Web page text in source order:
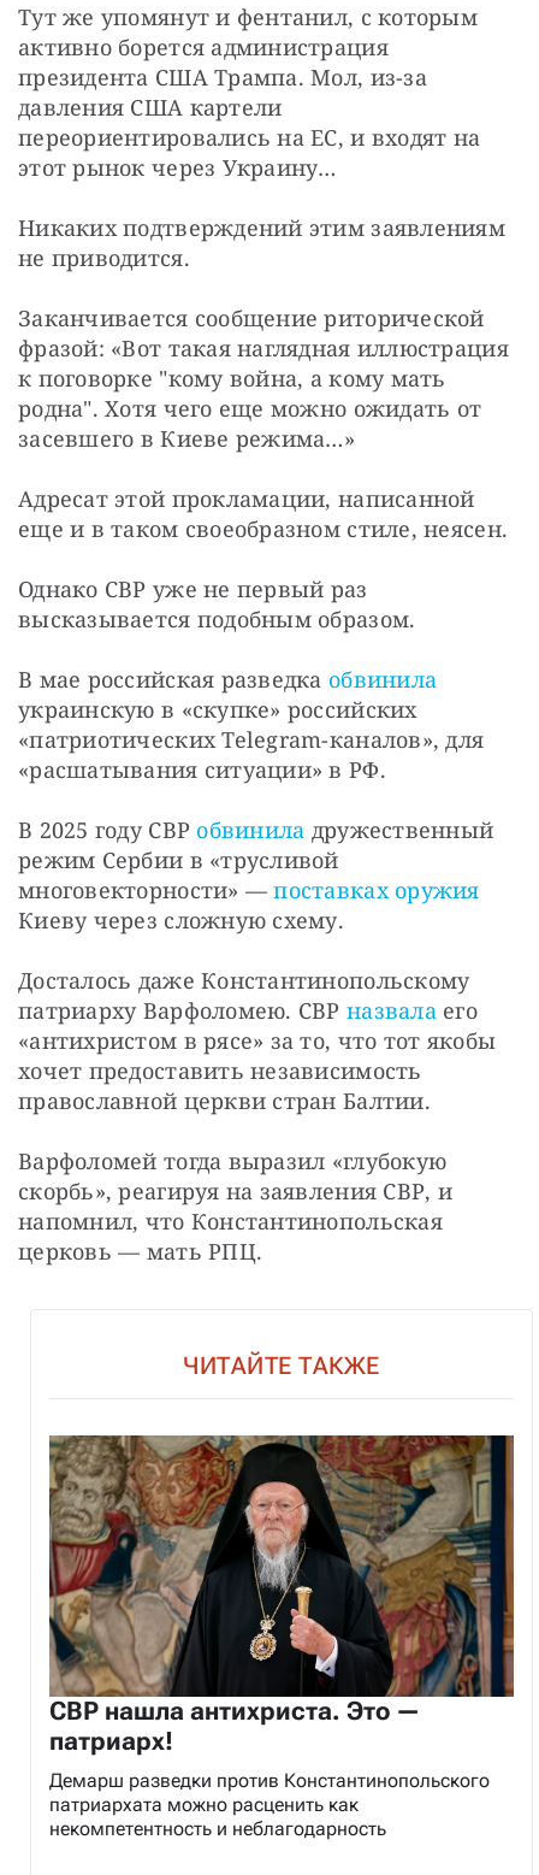
Тут же упомянут и фентанил, с которым
активно борется администрация
президента США Трампа. Мол, из-за
давления США картели
переориентировались на ЕС, и входят на
этот рынок через Украину…
Никаких подтверждений этим заявлениям
не приводится.
Заканчивается сообщение риторической
фразой: «Вот такая наглядная иллюстрация
к поговорке "кому война, а кому мать
родна". Хотя чего еще можно ожидать от
засевшего в Киеве режима…»
Адресат этой прокламации, написанной
еще и в таком своеобразном стиле, неясен.
Однако СВР уже не первый раз
высказывается подобным образом.
В мае российская разведка обвинила
украинскую в «скупке» российских
«патриотических Telegram-каналов», для
«расшатывания ситуации» в РФ.
В 2025 году СВР обвинила дружественный
режим Сербии в «трусливой
многовекторности» — поставках оружия
Киеву через сложную схему.
Досталось даже Константинопольскому
патриарху Варфоломею. СВР назвала его
«антихристом в рясе» за то, что тот якобы
хочет предоставить независимость
православной церкви стран Балтии.
Варфоломей тогда выразил «глубокую
скорбь», реагируя на заявления СВР, и
напомнил, что Константинопольская
церковь — мать РПЦ.
ЧИТАЙТЕ ТАКЖЕ
СВР нашла антихриста. Это —
патриарх!
Демарш разведки против Константинопольского
патриархата можно расценить как
некомпетентность и неблагодарность